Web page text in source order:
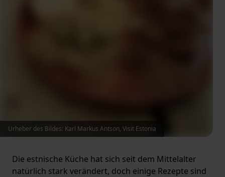
Die estnische Küche hat sich seit dem Mittelalter
natürlich stark verändert, doch einige Rezepte sind
Urheber des Bildes: Karl Markus Antson, Visit Estonia